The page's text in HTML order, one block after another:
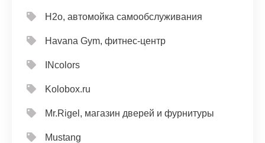
H2o, автомойка самообслуживания
Havana Gym, фитнес-центр
INcolors
Kolobox.ru
Mr.Rigel, магазин дверей и фурнитуры
Mustang